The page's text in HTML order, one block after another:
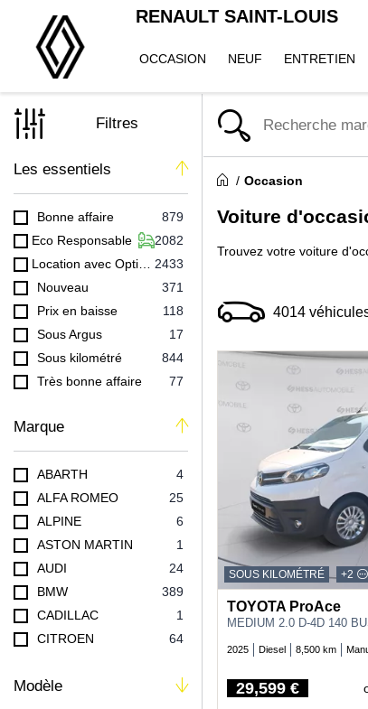
RENAULT SAINT-LOUIS
OCCASION NEUF ENTRETIEN
Filtres
Les essentiels
Bonne affaire
879
Eco Responsable
2082
2433
Nouveau
371
Prix en baisse
118
Sous Argus
17
Sous kilométré
844
Très bonne affaire
77
Marque
ABARTH
4
ALFA ROMEO
25
ALPINE
6
ASTON MARTIN
1
AUDI
24
BMW
389
CADILLAC
1
CITROEN
64
DACIA
262
Modèle
Occasion
Voiture
Trouvez votre voiture
4014
SOUS KILOMÉTRÉ +2
TOYOTA ProAce
MEDIUM 2.0 D-4D 140
2025 Diesel 8,500 km
Price
29,599 €